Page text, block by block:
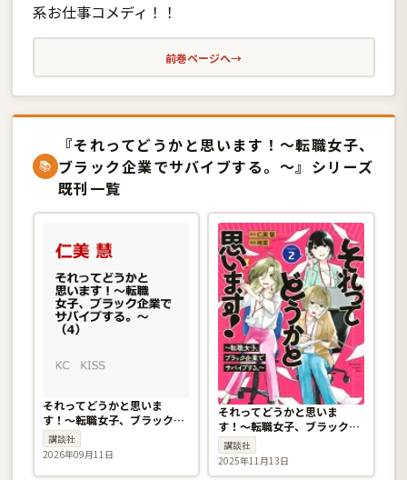
系お仕事コメディ！！
前巻ページへ→
📚
『それってどうかと思います！〜転職女子、
ブラック企業でサバイブする。〜』シリーズ
既刊一覧
それってどうかと思いま
す！〜転職女子、ブラック企
業でサバイブする。〜 4巻
講談社
2026年09月11日
それってどうかと思いま
す！〜転職女子、ブラック企
業でサバイブする。〜 2巻
講談社
2025年11月13日